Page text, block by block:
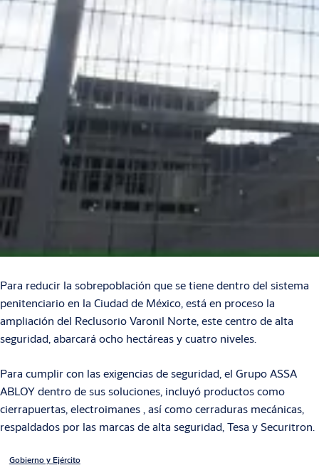
Para reducir la sobrepoblación que se tiene dentro del sistema
penitenciario en la Ciudad de México, está en proceso la
ampliación del Reclusorio Varonil Norte, este centro de alta
seguridad, abarcará ocho hectáreas y cuatro niveles.
Para cumplir con las exigencias de seguridad, el Grupo ASSA
ABLOY dentro de sus soluciones, incluyó productos como
cierrapuertas, electroimanes , así como cerraduras mecánicas,
respaldados por las marcas de alta seguridad, Tesa y Securitron.
Gobierno y Ejército